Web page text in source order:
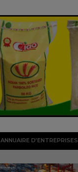
ANNUAIRE D’ENTREPRISES